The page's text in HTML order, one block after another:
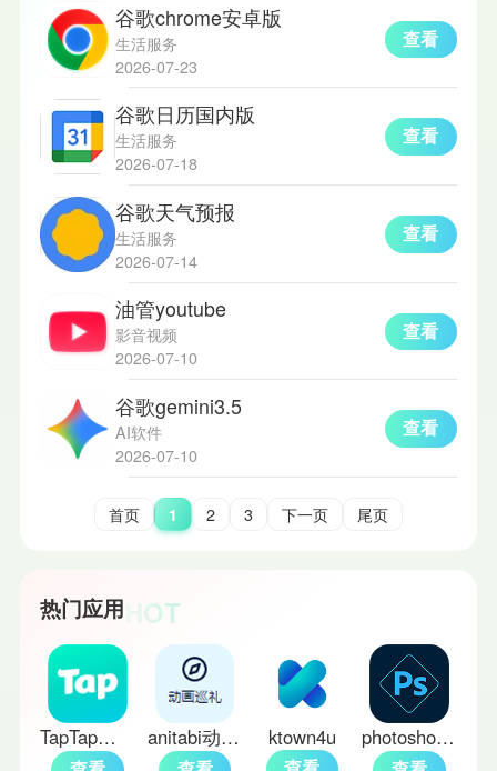
谷歌chrome安卓版
生活服务
2026-07-23
查看
谷歌日历国内版
生活服务
2026-07-18
查看
谷歌天气预报
生活服务
2026-07-14
查看
油管youtube
影音视频
2026-07-10
查看
谷歌gemini3.5
AI软件
2026-07-10
查看
首页 1 2 3 下一页 尾页
热门应用 HOT
TapTap官方正版 anitabi动漫巡礼 ktown4u photoshop中文版